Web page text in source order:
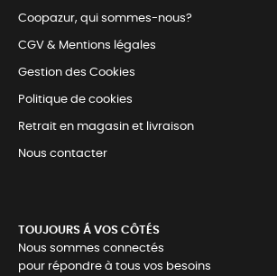
Coopazur, qui sommes-nous?
CGV & Mentions légales
Gestion des Cookies
Politique de cookies
Retrait en magasin et livraison
Nous contacter
TOUJOURS Á VOS CÔTÉS
Nous sommes connectés
pour répondre à tous vos besoins